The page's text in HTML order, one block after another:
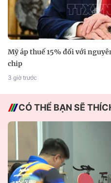
Mỹ áp thuế 15% đối với
chip
3 giờ trước
CÓ THỂ BẠN SẼ